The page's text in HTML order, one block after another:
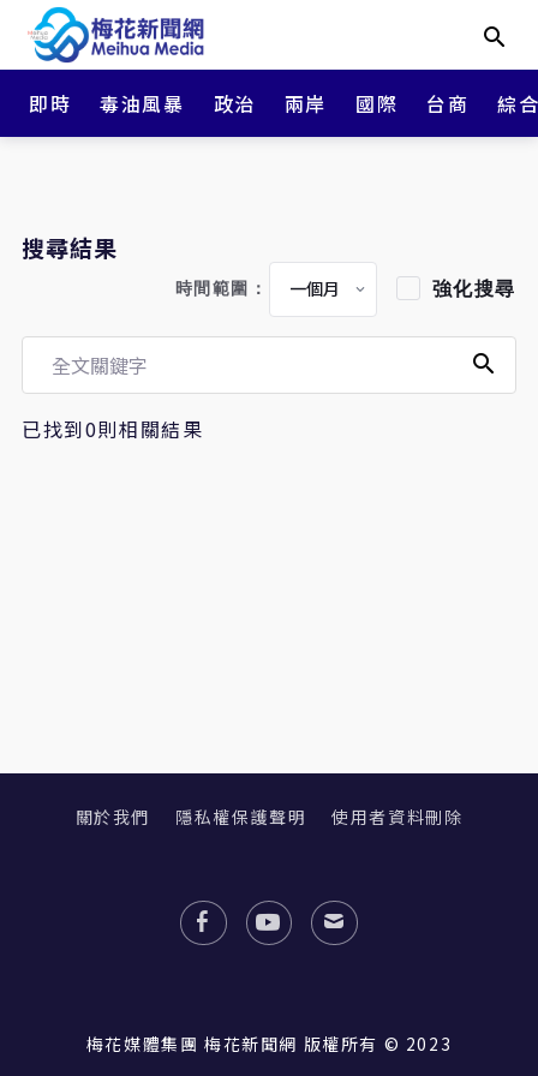
即時 毒油風暴 政治 兩岸 國際 台商 綜
搜尋結果
時間範圍： 強化搜尋
已找到0則相關結果
關於我們 隱私權保護聲明 使用者資料刪除
梅花媒體集團 梅花新聞網 版權所有 © 2023